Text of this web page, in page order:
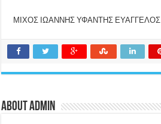
ΜΙΧΟΣ ΙΩΑΝΝΗΣ ΥΦΑΝΤΗΣ ΕΥΑΓΓΕΛΟΣ
About admin